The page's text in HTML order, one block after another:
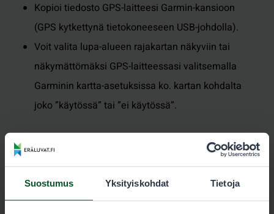
Suostumus Yksityiskohdat Tietoja
Kopioi tiedosto GPS-laitteesi Garmin-kansioon
(GPS kytkettynä tietokoneeseen USB-johdolla).
Voit valita lupa-alueen rajakartan näkyviin tai
näkymättömäksi GPS-laitteessasi valitsemalla
Garminin kartta-asetuksissa ko. kartan kohdalta
joko ”käytössä” tai ”ei käytössä”.
Kartat
Posion lupa-alueen kartta